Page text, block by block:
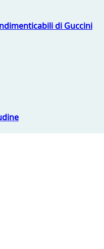
di Guccini